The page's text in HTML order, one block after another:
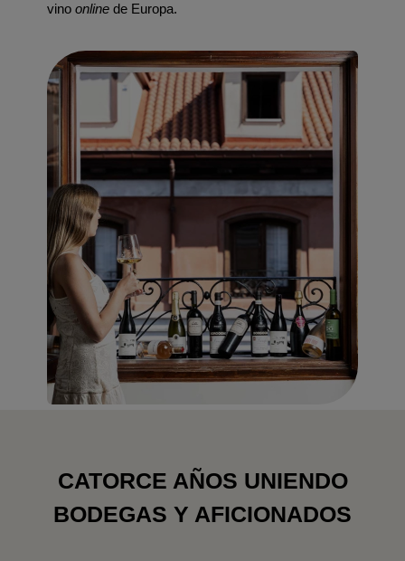
vino online de Europa.
CATORCE AÑOS UNIENDO
BODEGAS Y AFICIONADOS